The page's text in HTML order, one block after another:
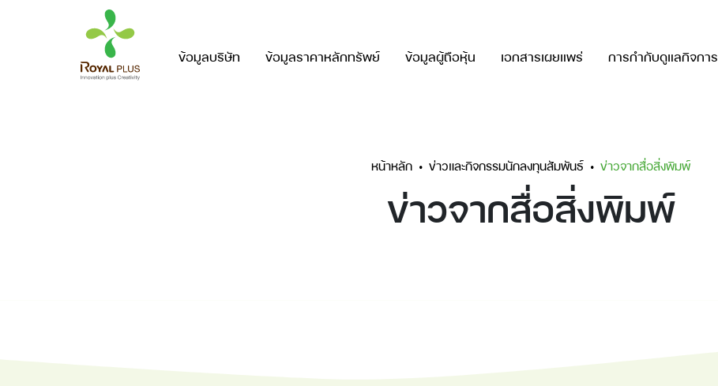
ข้อมูลบริษัท
ข้อมูลราคาหลักทรัพย์ ข้อมูลผู้ถือหุ้น เอกสารเผยแพร่ การกำกับดูแลกิจการ
หน้าหลัก ข่าวและกิจกรรมนักลงทุนสัมพันธ์ ข่าวจากสื่อสิ่งพิมพ์
ข่าวจากสื่อสิ่งพิมพ์